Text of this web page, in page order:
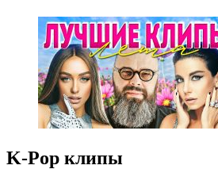
K-Pop клипы